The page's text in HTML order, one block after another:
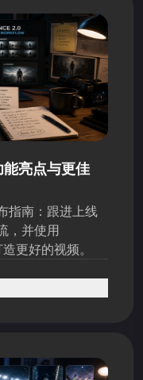
亮点与更佳
指南：跟进上线
，并使用
更好的视频。